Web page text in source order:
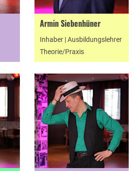
Armin Siebenhüner
Inhaber | Ausbildungslehrer
Theorie/Praxis